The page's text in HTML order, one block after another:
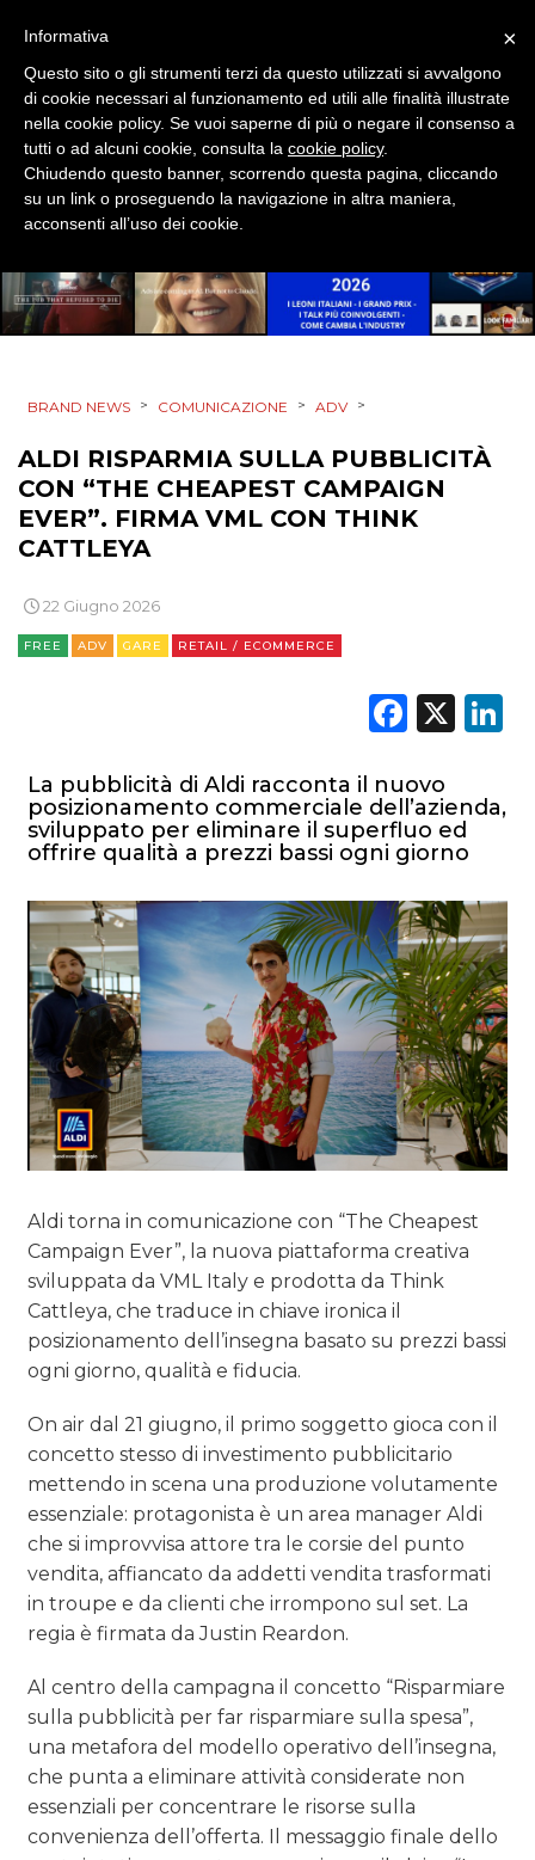
TREND
CASE HISTORY
OPINIONI
BRAND NEWS > COMUNICAZIONE > ADV >
ALDI RISPARMIA SULLA PUBBLICITÀ
CON “THE CHEAPEST CAMPAIGN
EVER”. FIRMA VML CON THINK
CATTLEYA
22 Giugno 2026
FREE ADV GARE RETAIL / ECOMMERCE
X
La pubblicità di Aldi racconta il nuovo
posizionamento commerciale dell’azienda,
sviluppato per eliminare il superfluo ed
offrire qualità a prezzi bassi ogni giorno
Aldi torna in comunicazione con “The Cheapest
Campaign Ever”, la nuova piattaforma creativa
sviluppata da VML Italy e prodotta da Think
Cattleya, che traduce in chiave ironica il
posizionamento dell’insegna basato su prezzi bassi
ogni giorno, qualità e fiducia.
On air dal 21 giugno, il primo soggetto gioca con il
concetto stesso di investimento pubblicitario
mettendo in scena una produzione volutamente
essenziale: protagonista è un area manager Aldi
che si improvvisa attore tra le corsie del punto
vendita, affiancato da addetti vendita trasformati
in troupe e da clienti che irrompono sul set. La
regia è firmata da Justin Reardon.
Al centro della campagna il concetto “Risparmiare
sulla pubblicità per far risparmiare sulla spesa”,
una metafora del modello operativo dell’insegna,
che punta a eliminare attività considerate non
essenziali per concentrare le risorse sulla
convenienza dell’offerta. Il messaggio finale dello
×
Informativa
Questo sito o gli strumenti terzi da questo utilizzati si avvalgono
di cookie necessari al funzionamento ed utili alle finalità illustrate
nella cookie policy. Se vuoi saperne di più o negare il consenso a
tutti o ad alcuni cookie, consulta la cookie policy.
Chiudendo questo banner, scorrendo questa pagina, cliccando
su un link o proseguendo la navigazione in altra maniera,
acconsenti all’uso dei cookie.